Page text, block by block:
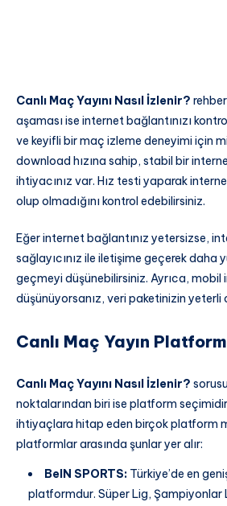
Canlı Maç Yayını Nasıl İzlenir?
aşaması ise internet bağlantınızı
ve keyifli bir maç izleme deneyimi için
download hızına sahip, stabil bir
ihtiyacınız var. Hız testi yaparak
olup olmadığını kontrol edebilirsiniz.
Eğer internet bağlantınız yetersizse,
sağlayıcınız ile iletişime geçerek daha
geçmeyi düşünebilirsiniz. Ayrıca, mobil
düşünüyorsanız, veri paketinizin yeterli
Canlı Maç Yayın
Canlı Maç Yayını Nasıl İzlenir?
noktalarından biri ise platform
ihtiyaçlara hitap eden birçok platform
platformlar arasında şunlar yer alır:
BeIN SPORTS: Türkiye’de en
platformdur. Süper Lig, Şampiyonlar